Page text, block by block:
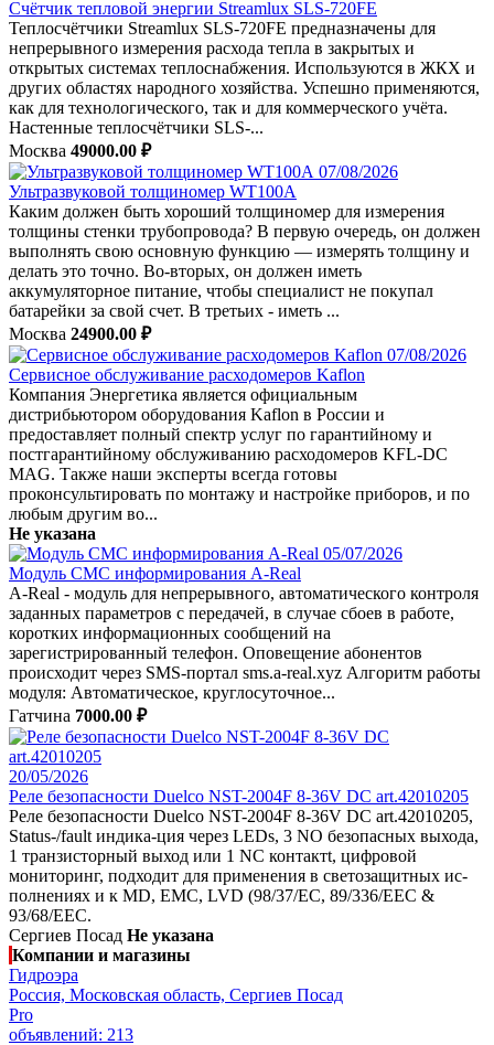
Счётчик тепловой энергии Streamlux SLS-720FE
Теплосчётчики Streamlux SLS-720FE предназначены для
непрерывного измерения расхода тепла в закрытых и
открытых системах теплоснабжения. Используются в ЖКХ и
других областях народного хозяйства. Успешно применяются,
как для технологического, так и для коммерческого учёта.
Настенные теплосчётчики SLS-...
Москва 49000.00 ₽
07/08/2026
Ультразвуковой толщиномер WT100A
Каким должен быть хороший толщиномер для измерения
толщины стенки трубопровода? В первую очередь, он должен
выполнять свою основную функцию — измерять толщину и
делать это точно. Во-вторых, он должен иметь
аккумуляторное питание, чтобы специалист не покупал
батарейки за свой счет. В третьих - иметь ...
Москва 24900.00 ₽
07/08/2026
Сервисное обслуживание расходомеров Kaflon
Компания Энергетика является официальным
дистрибьютором оборудования Kaflon в России и
предоставляет полный спектр услуг по гарантийному и
постгарантийному обслуживанию расходомеров KFL-DC
MAG. Также наши эксперты всегда готовы
проконсультировать по монтажу и настройке приборов, и по
любым другим во...
Не указана
05/07/2026
Модуль СМС информирования A-Real
A-Real - модуль для непрерывного, автоматического контроля
заданных параметров с передачей, в случае сбоев в работе,
коротких информационных сообщений на
зарегистрированный телефон. Оповещение абонентов
происходит через SMS-портал sms.a-real.xyz Алгоритм работы
модуля: Автоматическое, круглосуточное...
Гатчина 7000.00 ₽
20/05/2026
Реле безопасности Duelco NST-2004F 8-36V DC art.42010205
Реле безопасности Duelco NST-2004F 8-36V DC art.42010205,
Status-/fault индика-ция через LEDs, 3 NO безопасных выхода,
1 транзисторный выход или 1 NC контактt, цифровой
мониторинг, подходит для применения в светозащитных ис-
полнениях и к MD, EMC, LVD (98/37/EC, 89/336/EEC &
93/68/EEC.
Сергиев Посад Не указана
Компании и магазины
Гидроэра
Россия, Московская область, Сергиев Посад
Pro
объявлений: 213